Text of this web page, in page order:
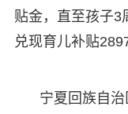
贴金，直至孩子3
兑现育儿补贴
宁夏回族自